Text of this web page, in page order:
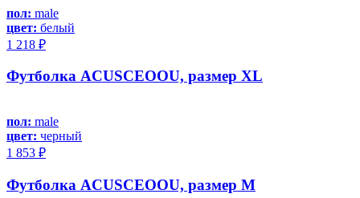
пол: male
цвет: белый
1 218 ₽
Футболка ACUSCEOOU, размер XL
пол: male
цвет: черный
1 853 ₽
Футболка ACUSCEOOU, размер M